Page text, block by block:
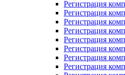
Регистрация
Регистрация
Регистрация
Регистрация
Регистрация
Регистрация
Регистрация
Регистрация